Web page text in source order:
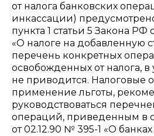
от налога банковских
инкассации)
пункта 1 статьи 5 Закона РФ
«О налоге на добавленную
перечень конкретных
освобожденных от налога, в
не приводится. Налоговые
применение льготы,
руководствоваться
операций, приведенным в
от 02.12.90 № 395-1 «О